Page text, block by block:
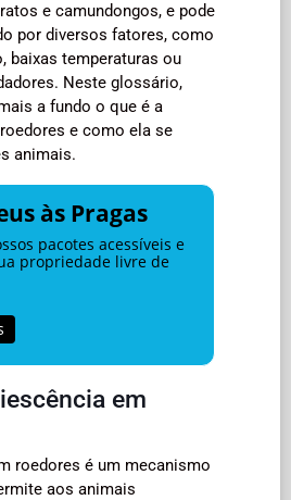
e camundongos, e pode
por diversos fatores, como
baixas temperaturas ou
Neste glossário,
a fundo o que é a
e como ela se
animais.
às Pragas
pacotes acessíveis e
propriedade livre de
em
roedores é um mecanismo
aos animais